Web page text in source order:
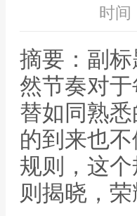
时间
摘要：副
然节奏对
替如同熟
的到来也
规则，这
则揭晓，